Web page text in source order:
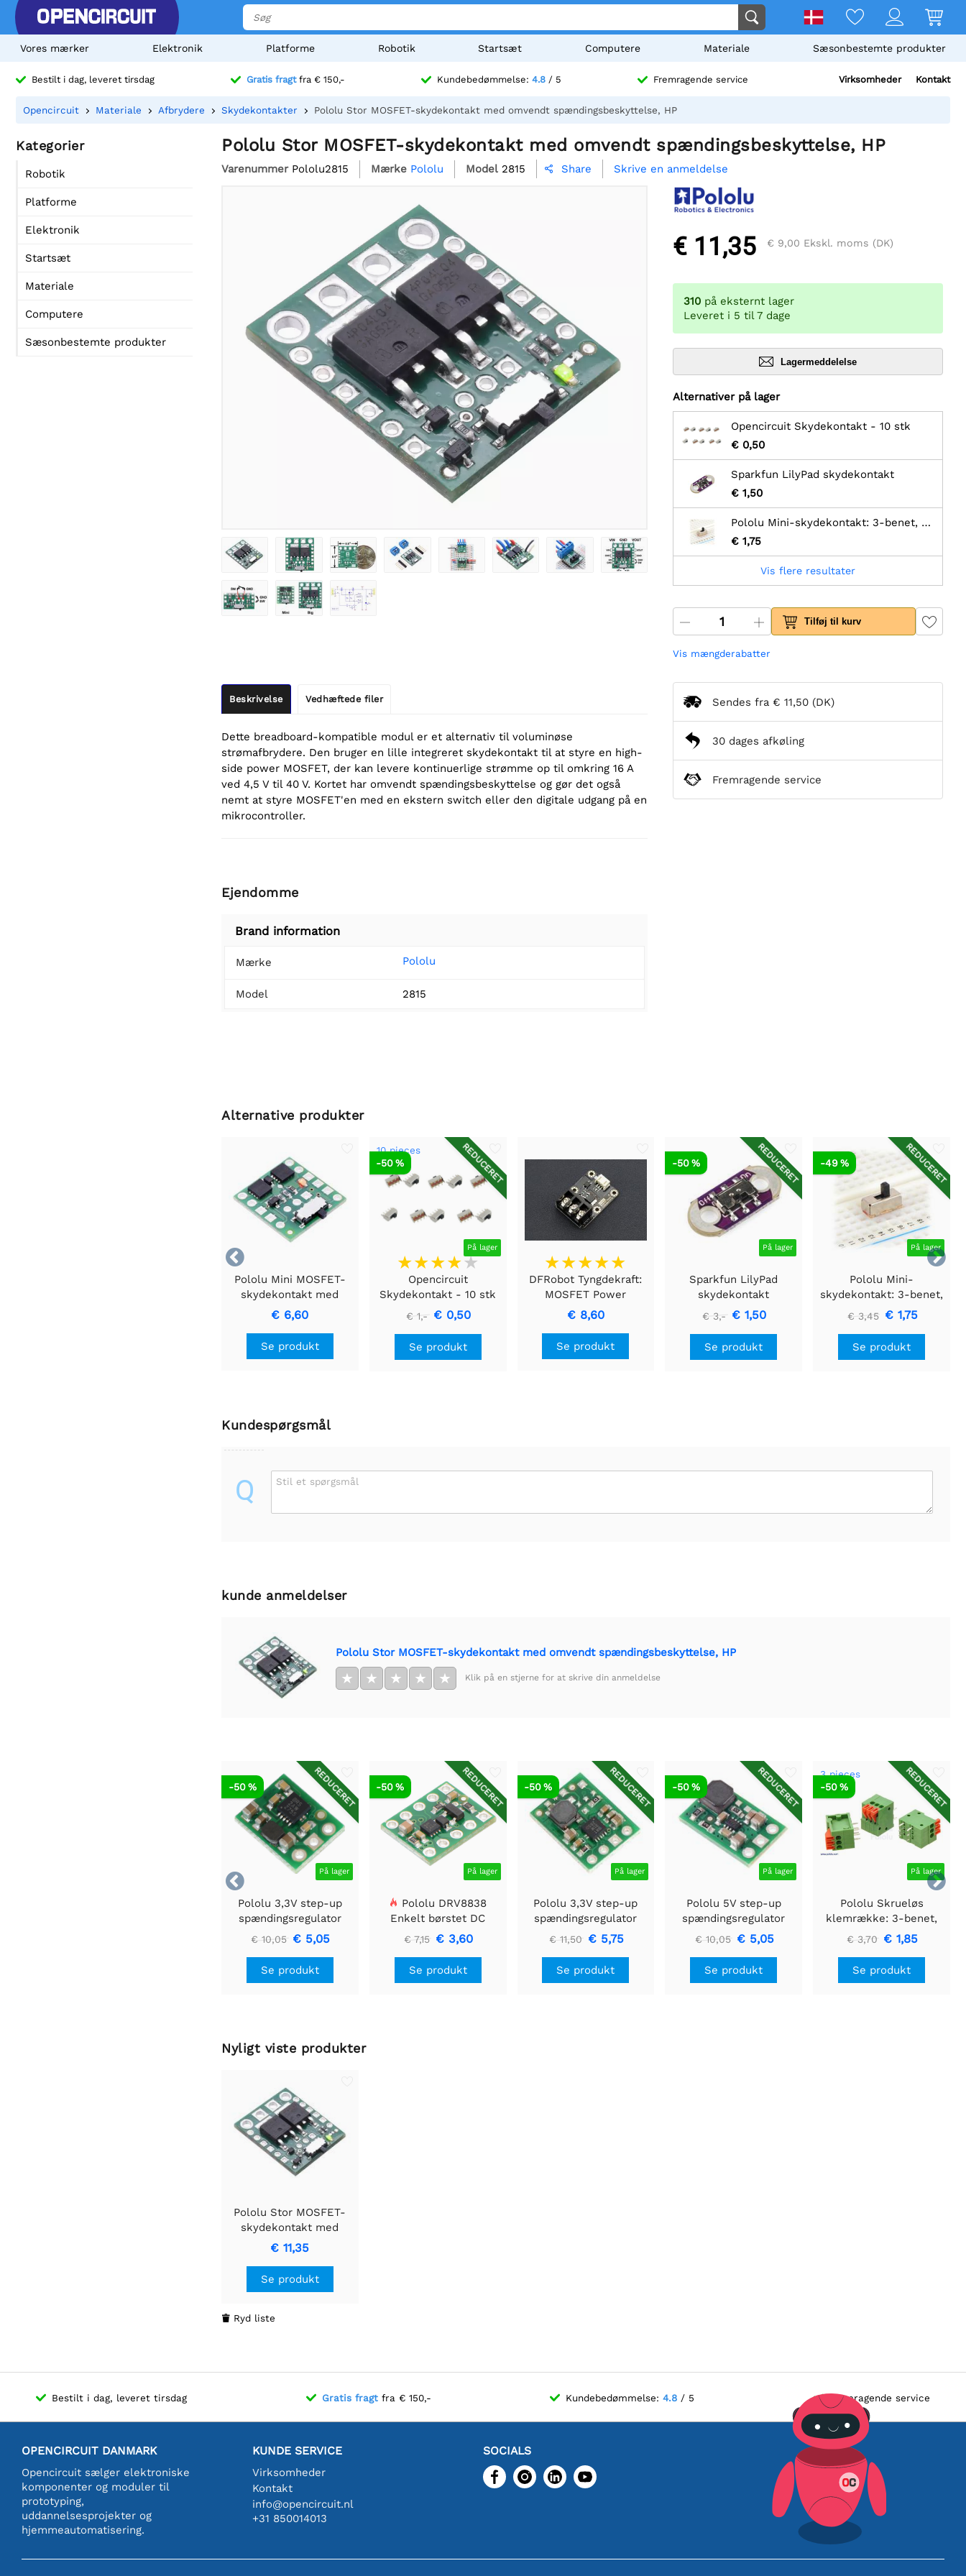
Vores mærker Elektronik Platforme Robotik Startsæt Computere Materiale Sæsonbestemte produkter
Bestilt i dag, leveret tirsdag Gratis fragtfra € 150,- Kundebedømmelse: 4.8 / 5 Fremragende service Virksomheder Kontakt
Opencircuit Materiale Afbrydere Skydekontakter Pololu Stor MOSFET-skydekontakt med omvendt spændingsbeskyttelse, HP
Kategorier
Robotik
Platforme
Elektronik
Startsæt
Materiale
Computere
Sæsonbestemte produkter
Pololu Stor MOSFET-skydekontakt med omvendt spændingsbeskyttelse, HP
Varenummer Pololu2815 Mærke Pololu Model 2815  Share Skrive en anmeldelse
Beskrivelse Vedhæftede filer
Dette breadboard-kompatible modul er et alternativ til voluminøse
strømafbrydere. Den bruger en lille integreret skydekontakt til at styre en high-
side power MOSFET, der kan levere kontinuerlige strømme op til omkring 16 A
ved 4,5 V til 40 V. Kortet har omvendt spændingsbeskyttelse og gør det også
nemt at styre MOSFET'en med en ekstern switch eller den digitale udgang på en
mikrocontroller.
Ejendomme
Brand information
Mærke Pololu
Model 2815
€ 11,35 € 9,00 Ekskl. moms (DK)
310 på eksternt lager
Leveret i 5 til 7 dage
Lagermeddelelse
Alternativer på lager
Opencircuit Skydekontakt - 10 stk
€ 0,50
Sparkfun LilyPad skydekontakt
€ 1,50
Pololu Mini-skydekontakt: 3-benet, SPDT, 0,3A (3-pak)
€ 1,75
Vis flere resultater
Tilføj til kurv
Vis mængderabatter
Sendes fra € 11,50 (DK)
30 dages afkøling
Fremragende service
Alternative produkter


Pololu Mini MOSFET-
skydekontakt med
omvendt
spændingsbeskyttelse,
€ 6,60
Se produkt
REDUCERET
10 pieces
På lager
-50 %
Opencircuit
Skydekontakt - 10 stk
€ 1,- € 0,50
Se produkt
DFRobot Tyngdekraft:
MOSFET Power
Controller
€ 8,60
Se produkt
REDUCERET
På lager
-50 %
Sparkfun LilyPad
skydekontakt
€ 3,- € 1,50
Se produkt
REDUCERET
På lager
-49 %
Pololu Mini-
skydekontakt: 3-benet,
SPDT, 0,3A (3-pak)
€ 3,45 € 1,75
Se produkt
Kundespørgsmål
Q Stil et spørgsmål
kunde anmeldelser
Pololu Stor MOSFET-skydekontakt med omvendt spændingsbeskyttelse, HP
★ ★ ★ ★ ★ Klik på en stjerne for at skrive din anmeldelse


REDUCERET
På lager
-50 %
Pololu 3,3V step-up
spændingsregulator
U1V10F3
€ 10,05 € 5,05
Se produkt
REDUCERET
På lager
-50 %
Pololu DRV8838
Enkelt børstet DC
Motor Driver Holder
€ 7,15 € 3,60
Se produkt
REDUCERET
På lager
-50 %
Pololu 3,3V step-up
spændingsregulator
U1V11F3
€ 11,50 € 5,75
Se produkt
REDUCERET
På lager
-50 %
Pololu 5V step-up
spændingsregulator
U3V16F5
€ 10,05 € 5,05
Se produkt
REDUCERET
3 pieces
På lager
-50 %
Pololu Skrueløs
klemrække: 3-benet,
0,1" pitch, sideindgang
(3-pack)
€ 3,70 € 1,85
Se produkt
Nyligt viste produkter
Pololu Stor MOSFET-
skydekontakt med
omvendt
spændingsbeskyttelse,
€ 11,35
Se produkt
 Ryd liste
Bestilt i dag, leveret tirsdag Gratis fragtfra € 150,- Kundebedømmelse:4.8 / 5 Fremragende service
OPENCIRCUIT DANMARK
Opencircuit sælger elektroniske
komponenter og moduler til
prototyping,
uddannelsesprojekter og
hjemmeautomatisering.
KUNDE SERVICE
Virksomheder
Kontakt
info@opencircuit.nl
+31 850014013
SOCIALS